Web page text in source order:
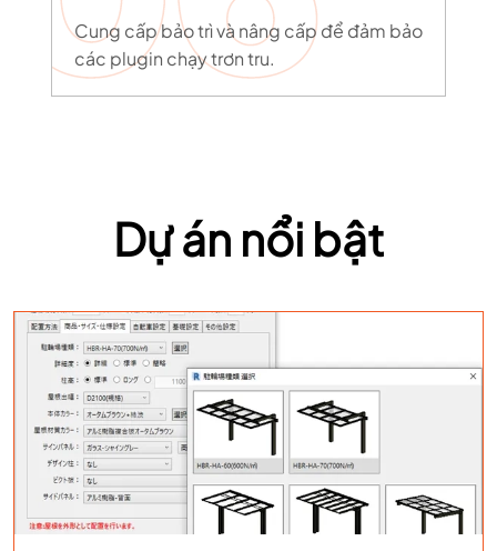
Cung cấp bảo trì và nâng cấp để đảm bảo
các plugin chạy trơn tru.
Dự án nổi bật